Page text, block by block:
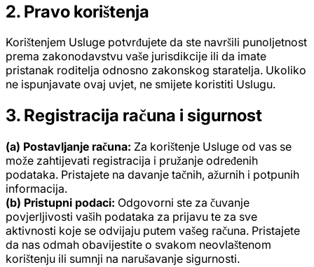
2. Pravo korištenja
Korištenjem Usluge potvrđujete da ste navršili punoljetnost
prema zakonodavstvu vaše jurisdikcije ili da imate
pristanak roditelja odnosno zakonskog staratelja. Ukoliko
ne ispunjavate ovaj uvjet, ne smijete koristiti Uslugu.
3. Registracija računa i sigurnost
(a) Postavljanje računa: Za korištenje Usluge od vas se
može zahtijevati registracija i pružanje određenih
podataka. Pristajete na davanje tačnih, ažurnih i potpunih
informacija.
(b) Pristupni podaci: Odgovorni ste za čuvanje
povjerljivosti vaših podataka za prijavu te za sve
aktivnosti koje se odvijaju putem vašeg računa. Pristajete
da nas odmah obavijestite o svakom neovlaštenom
korištenju ili sumnji na narušavanje sigurnosti.